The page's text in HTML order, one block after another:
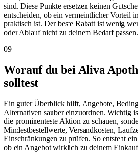
sind. Diese Punkte ersetzen keinen
entscheiden, ob ein vermeintlicher Vorteil
praktisch ist. Der beste Rabatt ist wenig
oder Ablauf nicht zu deinem Bedarf passen.
09
Worauf du bei Aliva
solltest
Ein guter Überblick hilft, Angebote,
Alternativen sauber einzuordnen. Wichtig
die prominenteste Aktion zu schauen,
Mindestbestellwerte, Versandkosten,
Einschränkungen zu prüfen. So entsteht
ob ein Angebot wirklich zu deinem Einkauf